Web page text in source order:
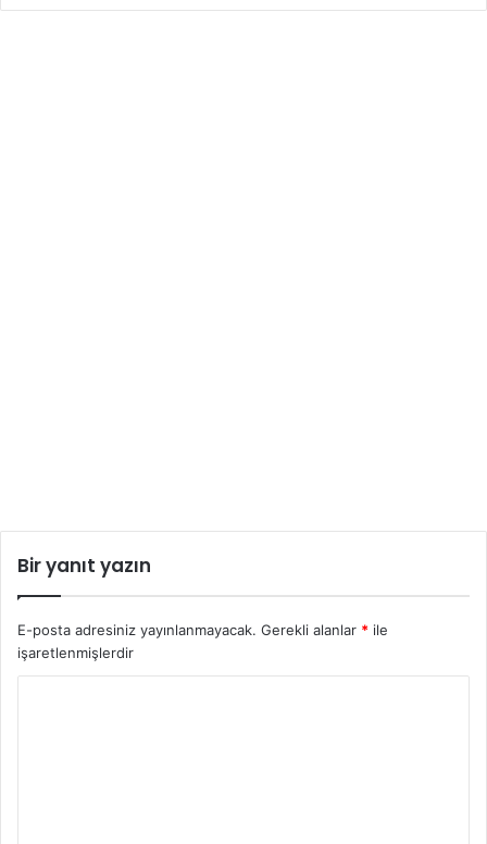
Bir yanıt yazın
E-posta adresiniz yayınlanmayacak. Gerekli alanlar * ile
işaretlenmişlerdir